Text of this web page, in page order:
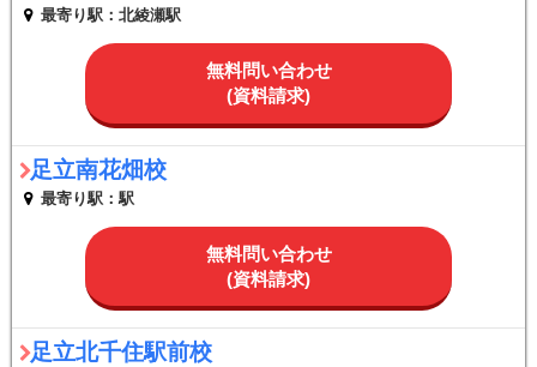
最寄り駅：北綾瀬駅
無料問い合わせ
(資料請求)
足立南花畑校
最寄り駅：駅
無料問い合わせ
(資料請求)
足立北千住駅前校